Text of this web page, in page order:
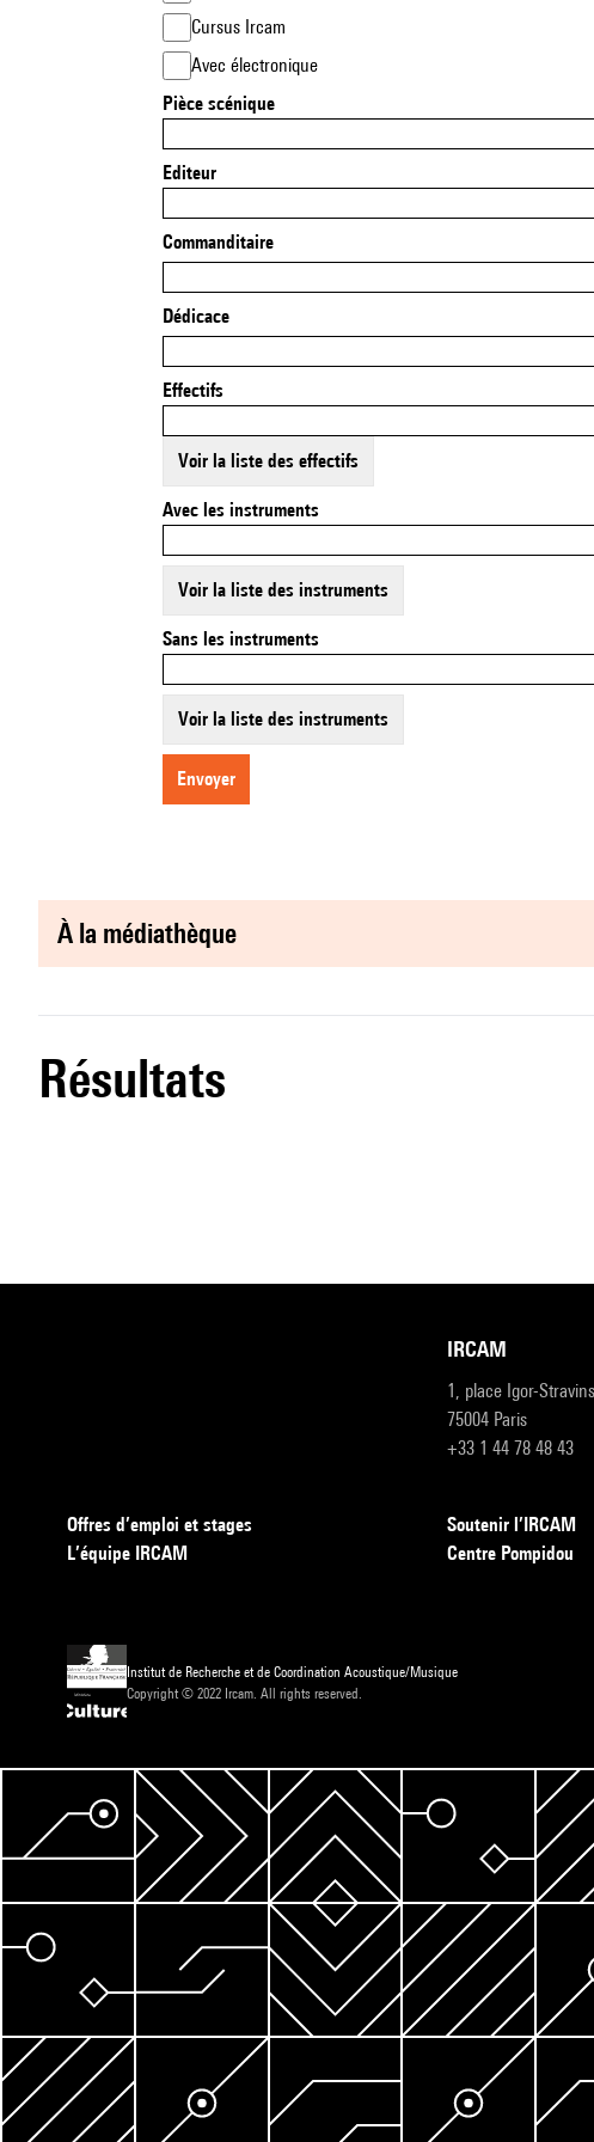
Cursus Ircam
Avec électronique
Pièce scénique
Editeur
Commanditaire
Dédicace
Effectifs
Voir la liste des effectifs
Avec les instruments
Voir la liste des instruments
Sans les instruments
Voir la liste des instruments
envoyer
à la médiathèque
résultats
IRCAM
1, place Igor-
75004 Paris
+33 1 44 78 48 43
Offres d’emploi et stages
L’équipe IRCAM
Soutenir l’IRCAM
Centre Pompidou
Institut de Recherche et de Coordination Acoustique/Musique
Copyright © 2022 Ircam. All rights reserved.